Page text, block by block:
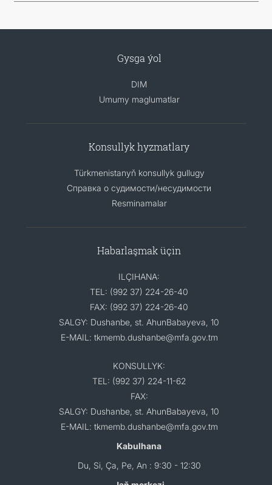
Gysga ýol
DIM
Umumy maglumatlar
Konsullyk hyzmatlary
Türkmenistanyň konsullyk gullugy
Справка о судимости/несудимости
Resminamalar
Habarlaşmak üçin
ILÇIHANA:
TEL: (992 37) 224-26-40
FAX: (992 37) 224-26-40
SALGY: Dushanbe, st. AhunBabayeva, 10
E-MAIL: tkmemb.dushanbe@mfa.gov.tm
KONSULLYK:
TEL: (992 37) 224-11-62
FAX:
SALGY: Dushanbe, st. AhunBabayeva, 10
E-MAIL: tkmemb.dushanbe@mfa.gov.tm
Kabulhana
Du, Si, Ça, Pe, An : 9:30 - 12:30